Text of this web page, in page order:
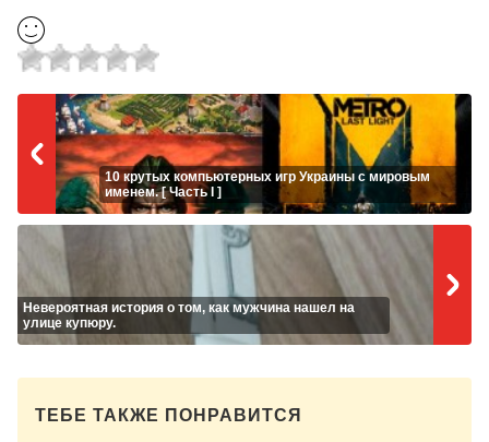
10 крутых компьютерных игр Украины с мировым
именем. [ Часть I ]
Невероятная история о том, как мужчина нашел на
улице купюру.
ТЕБЕ ТАКЖЕ ПОНРАВИТСЯ